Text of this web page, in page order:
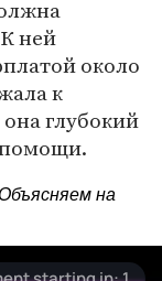
ней
около
к
глубокий
на